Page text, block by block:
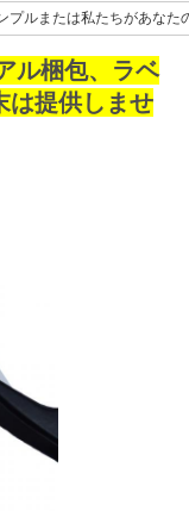
プルまたは私たちがあなた
ル梱包、ラベ
は提供しませ